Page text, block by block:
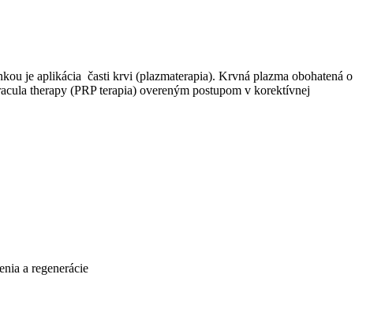
je aplikácia časti krvi (plazmaterapia). Krvná plazma obohatená o
therapy (PRP terapia) overeným postupom v korektívnej
a regenerácie